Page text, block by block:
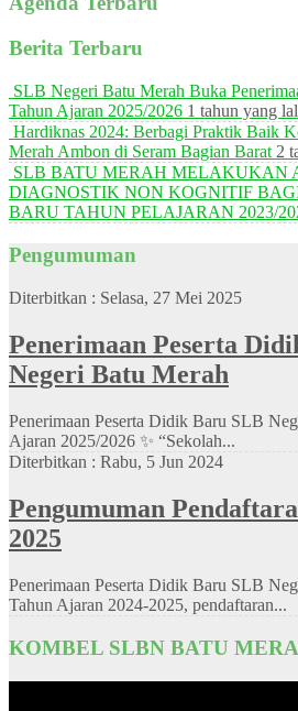
Berita Terbaru
SLB Negeri Batu Merah Buka
Tahun Ajaran 2025/2026 1 tahun yang
Hardiknas 2024: Berbagi Praktik Baik
Merah Ambon di Seram Bagian Barat 2
SLB BATU MERAH MELAKUKAN
DIAGNOSTIK NON KOGNITIF
BARU TAHUN PELAJARAN 2023/
Pengumuman
Diterbitkan : Selasa, 27 Mei 2025
Penerimaan Peserta
Negeri Batu Merah
Penerimaan Peserta Didik Baru SLB
Ajaran 2025/2026 ✨ “Sekolah...
Diterbitkan : Rabu, 5 Jun 2024
Pengumuman
2025
Penerimaan Peserta Didik Baru SLB
Tahun Ajaran 2024-2025, pendaftaran...
KOMBEL SLBN BATU